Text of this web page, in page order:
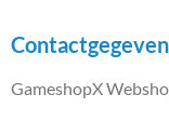
GameshopX